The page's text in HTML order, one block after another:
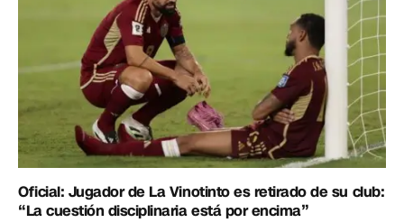
Oficial: Jugador de La Vinotinto es retirado de su club:
“La cuestión disciplinaria está por encima”